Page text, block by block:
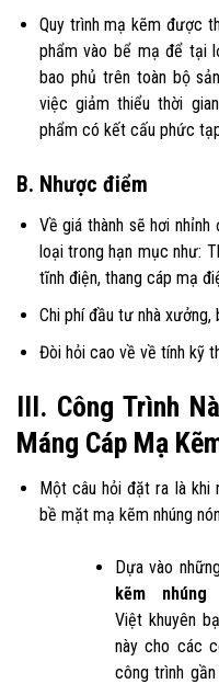
Quy trình mạ kẽm được
phẩm vào bể mạ để tại
bao phủ trên toàn bộ
việc giảm thiểu thời
phẩm có kết cấu phức
B. Nhược điểm
Về giá thành sẽ hơi
loại trong hạn mục như:
tĩnh điện, thang cáp mạ
Chi phí đầu tư nhà
Đòi hỏi cao về về tính kỹ
III. Công Trình
Máng Cáp Mạ
Một câu hỏi đặt ra là khi
bề mặt mạ kẽm nhúng
Dựa vào
kẽm
Việt khuyên
này cho các
công trình